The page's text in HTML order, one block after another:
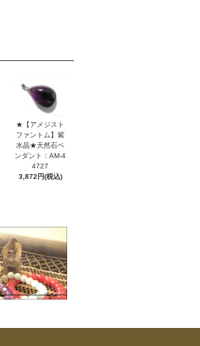
★【アメジスト
ファントム】紫
水晶★天然石ペ
ンダント：AM-4
4727
3,872円(税込)